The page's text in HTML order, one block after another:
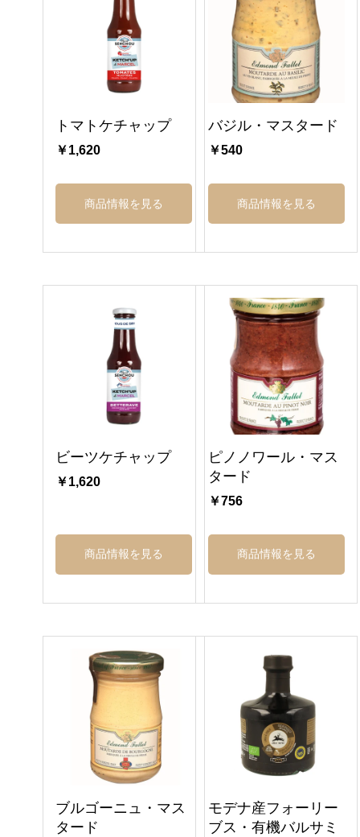
トマトケチャップ
￥1,620
商品情報を見る
バジル・マスタード
￥540
商品情報を見る
ビーツケチャップ
￥1,620
商品情報を見る
ピノノワール・マス
タード
￥756
商品情報を見る
ブルゴーニュ・マス
タード
モデナ産フォーリー
ブス・有機バルサミ